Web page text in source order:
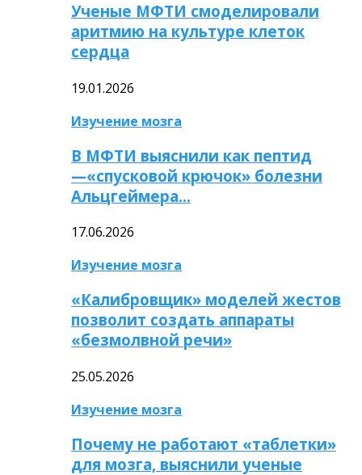
Ученые МФТИ смоделировали
аритмию на культуре клеток
сердца
19.01.2026
Изучение мозга
В МФТИ выяснили как пептид
—«спусковой крючок» болезни
Альцгеймера…
17.06.2026
Изучение мозга
«Калибровщик» моделей жестов
позволит создать аппараты
«безмолвной речи»
25.05.2026
Изучение мозга
Почему не работают «таблетки»
для мозга, выяснили ученые